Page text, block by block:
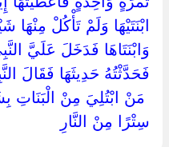
ابْنَتَيْهَا وَلَمْ تَأْكُلْ
وَابْنَتَاهَا فَدَخَلَ عَلَيَّ
‏فَحَدَّثْتُهُ حَدِيثَهَا فَقَالَ
‏مَنْ ابْتُلِيَ مِنْ
سِتْرًا مِنْ النَّارِ ‏